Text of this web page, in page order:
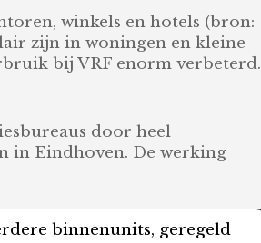
winkels en hotels (bron:
zijn in woningen en kleine
bij VRF enorm verbeterd.
door heel
in Eindhoven. De werking
binnenunits, geregeld